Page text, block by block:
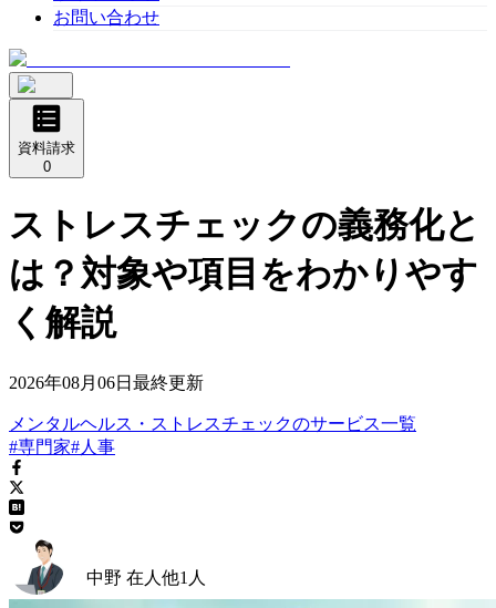
お問い合わせ
資料請求
0
ストレスチェックの義務化と
は？対象や項目をわかりやす
く解説
2026年08月06日 最終更新
メンタルヘルス・ストレスチェックのサービス一覧
#専門家#人事
中野 在人 他1 人